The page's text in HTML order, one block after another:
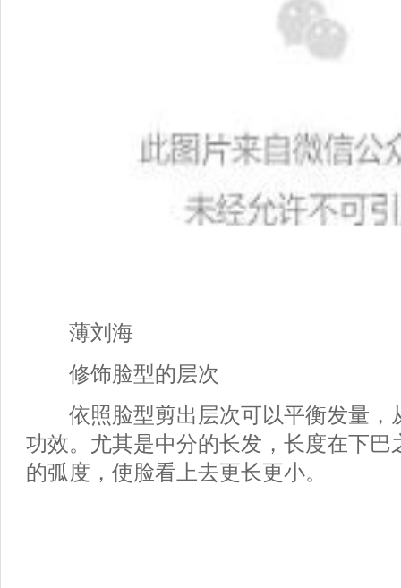
薄刘海
修饰脸型的层次
依照脸型剪出层次可以平衡发量，
功效。尤其是中分的长发，长度在下巴
的弧度，使脸看上去更长更小。